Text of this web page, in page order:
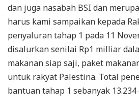
dan juga nasabah BSI dan
harus kami sampaikan kepada
penyaluran tahap 1 pada 11
disalurkan senilai Rp1 milliar
makanan siap saji, paket
untuk rakyat Palestina. Total
bantuan tahap 1 sebanyak 13.234